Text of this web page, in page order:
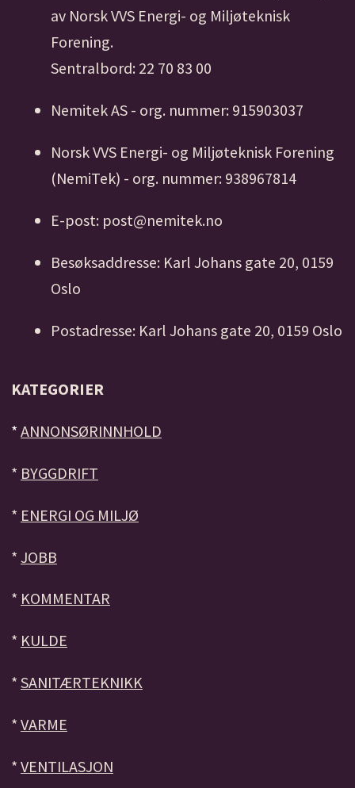
av Norsk VVS Energi- og Miljøteknisk
Forening.
Sentralbord: 22 70 83 00
Nemitek AS - org. nummer: 915903037
Norsk VVS Energi- og Miljøteknisk Forening
(NemiTek) - org. nummer: 938967814
E-post: post@nemitek.no
Besøksaddresse: Karl Johans gate 20, 0159
Oslo
Postadresse: Karl Johans gate 20, 0159 Oslo
KATEGORIER
* ANNONSØRINNHOLD
* BYGGDRIFT
* ENERGI OG MILJØ
* JOBB
* KOMMENTAR
* KULDE
* SANITÆRTEKNIKK
* VARME
* VENTILASJON